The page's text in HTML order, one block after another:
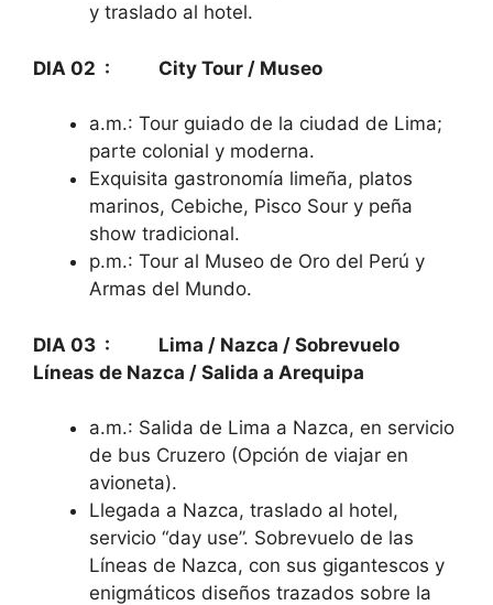
y traslado al hotel.
DIA 02 : City Tour / Museo
a.m.: Tour guiado de la ciudad de Lima;
parte colonial y moderna.
Exquisita gastronomía limeña, platos
marinos, Cebiche, Pisco Sour y peña
show tradicional.
p.m.: Tour al Museo de Oro del Perú y
Armas del Mundo.
DIA 03 : Lima / Nazca / Sobrevuelo
Líneas de Nazca / Salida a Arequipa
a.m.: Salida de Lima a Nazca, en servicio
de bus Cruzero (Opción de viajar en
avioneta).
Llegada a Nazca, traslado al hotel,
servicio “day use”. Sobrevuelo de las
Líneas de Nazca, con sus gigantescos y
enigmáticos diseños trazados sobre la